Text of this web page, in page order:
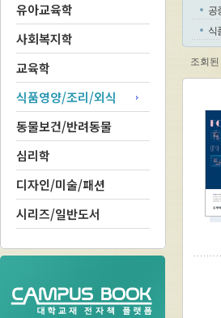
유아교육학
사회복지학
교육학
식품영양/조리/외식
동물보건/반려동물
심리학
디자인/미술/패션
시리즈/일반도서
공
식
조회